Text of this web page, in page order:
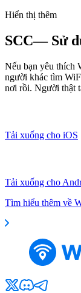
Hiển thị thêm
SCC— Sử
Nếu bạn yêu thích
người khác tìm
nơi rồi. Người thật
Tải xuống cho iOS
Tải xuống cho
Tìm hiểu thêm về